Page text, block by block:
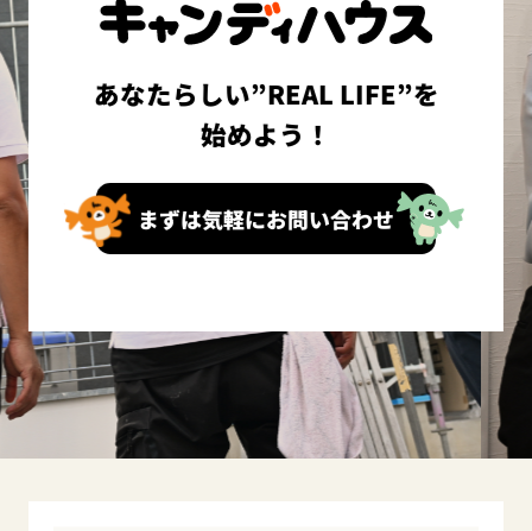
あなたらしい”REAL LIFE”を
始めよう！
まずは気軽にお問い合わせ